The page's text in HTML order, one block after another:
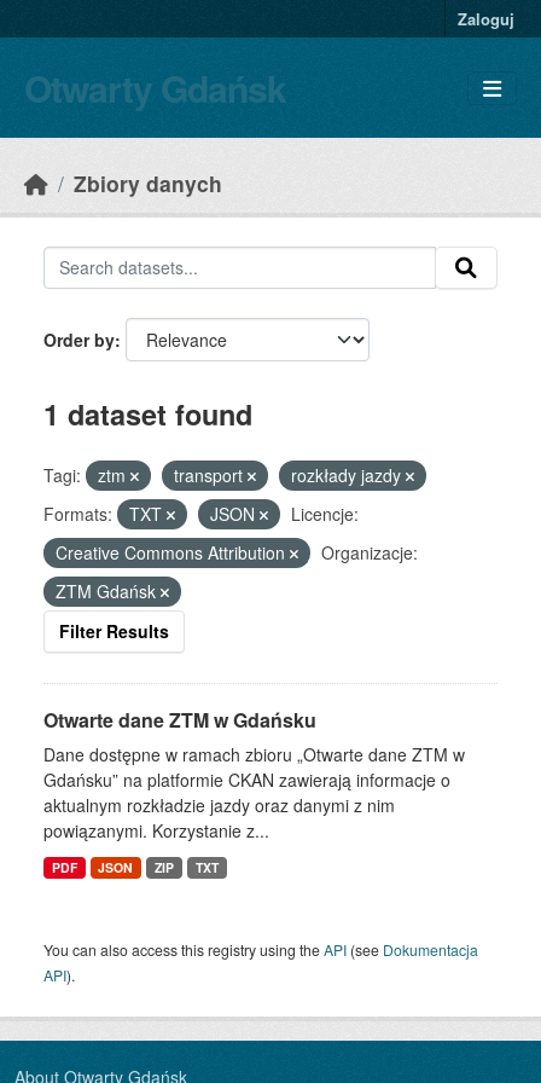
Zaloguj
Otwarty Gdańsk
Zbiory danych
Order by
1 dataset found
Tagi: ztm transport
rozkłady jazdy
Formats:
TXT JSON
Licencje:
Creative Commons Attribution
Organizacje:
ZTM Gdańsk
Filter Results
Otwarte dane ZTM w Gdańsku
Dane dostępne w ramach zbioru „Otwarte dane ZTM w
Gdańsku” na platformie CKAN zawierają informacje o
aktualnym rozkładzie jazdy oraz danymi z nim
powiązanymi. Korzystanie z...
PDF JSON ZIP TXT
You can also access this registry using theAPI (see Dokumentacja
API).
About Otwarty Gdańsk